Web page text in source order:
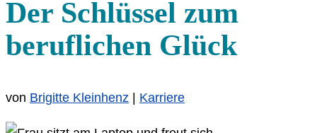
Der Schlüssel zum
beruflichen Glück
von Brigitte Kleinhenz | Karriere